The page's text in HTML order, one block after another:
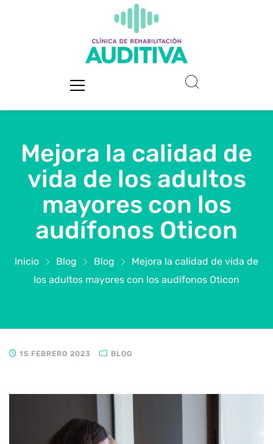
Mejora la calidad de
vida de los adultos
mayores con los
audífonos Oticon
Inicio Blog Blog
Mejora la calidad de vida de
los adultos mayores con los audífonos Oticon
15 FEBRERO 2023 BLOG